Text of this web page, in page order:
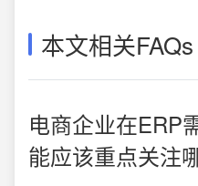
本文相关FAQs
电商企业在ERP
能应该重点关注